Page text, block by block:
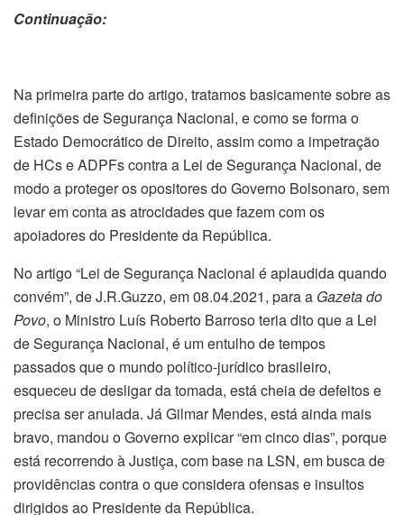
Continuação:
Na primeira parte do artigo, tratamos basicamente sobre as
definições de Segurança Nacional, e como se forma o
Estado Democrático de Direito, assim como a impetração
de HCs e ADPFs contra a Lei de Segurança Nacional, de
modo a proteger os opositores do Governo Bolsonaro, sem
levar em conta as atrocidades que fazem com os
apoiadores do Presidente da República.
No artigo “Lei de Segurança Nacional é aplaudida quando
convém”, de J.R.Guzzo, em 08.04.2021, para a Gazeta do
Povo, o Ministro Luís Roberto Barroso teria dito que a Lei
de Segurança Nacional, é um entulho de tempos
passados que o mundo político-jurídico brasileiro,
esqueceu de desligar da tomada, está cheia de defeitos e
precisa ser anulada. Já Gilmar Mendes, está ainda mais
bravo, mandou o Governo explicar “em cinco dias”, porque
está recorrendo à Justiça, com base na LSN, em busca de
providências contra o que considera ofensas e insultos
dirigidos ao Presidente da República.